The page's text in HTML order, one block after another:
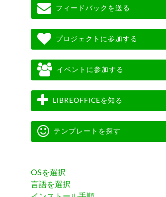
フィードバックを送る
プロジェクトに参加する
イベントに参加する
LIBREOFFICEを知る
テンプレートを探す
OSを選択
言語を選択